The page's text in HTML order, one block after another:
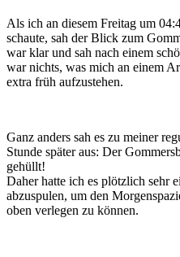
Als ich an diesem Freitag um
schaute, sah der Blick zum
war klar und sah nach einem
war nichts, was mich an einem
extra früh aufzustehen.
Ganz anders sah es zu meiner
Stunde später aus: Der
gehüllt!
Daher hatte ich es plötzlich sehr
abzuspulen, um den
oben verlegen zu können.